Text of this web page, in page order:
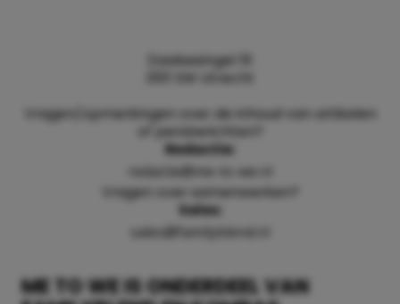
ME TO WE IS ONDERDEEL VAN
Daalsesingel 51
3511 SW Utrecht
Vragen/opmerkingen over de inhoud van artikelen
of persberichten?
Redactie:
redactie@me-to-we.nl
Vragen over samenwerken?
Sales:
sales@familyblend.nl